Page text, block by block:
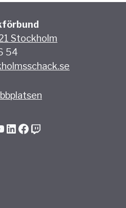
Stockholm
54
LinkedIn Facebook Twitch